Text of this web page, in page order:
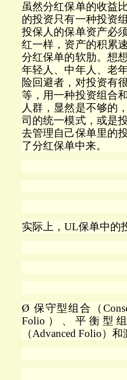
虽然分红保单的收益
的投资只有一种投资
投保人的保单资产必
红一样，资产的积累
分红保单的软肋。想
年轻人、中年人、老
险回避者，对投资有
等，用一种投资组合
人群，显然是不够的
司的统一模式，或是
去管理自己保单里的
了分红保单中来。
实际上， UL保单中的
Ø 保守型组合（
Folio ）、平衡型
（Advanced Folio）和